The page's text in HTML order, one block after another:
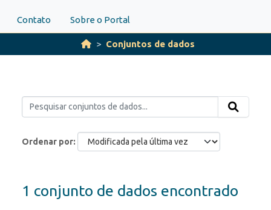
Contato Sobre o Portal
Conjuntos de dados
Ordenar por
1 conjunto de dados encontrado